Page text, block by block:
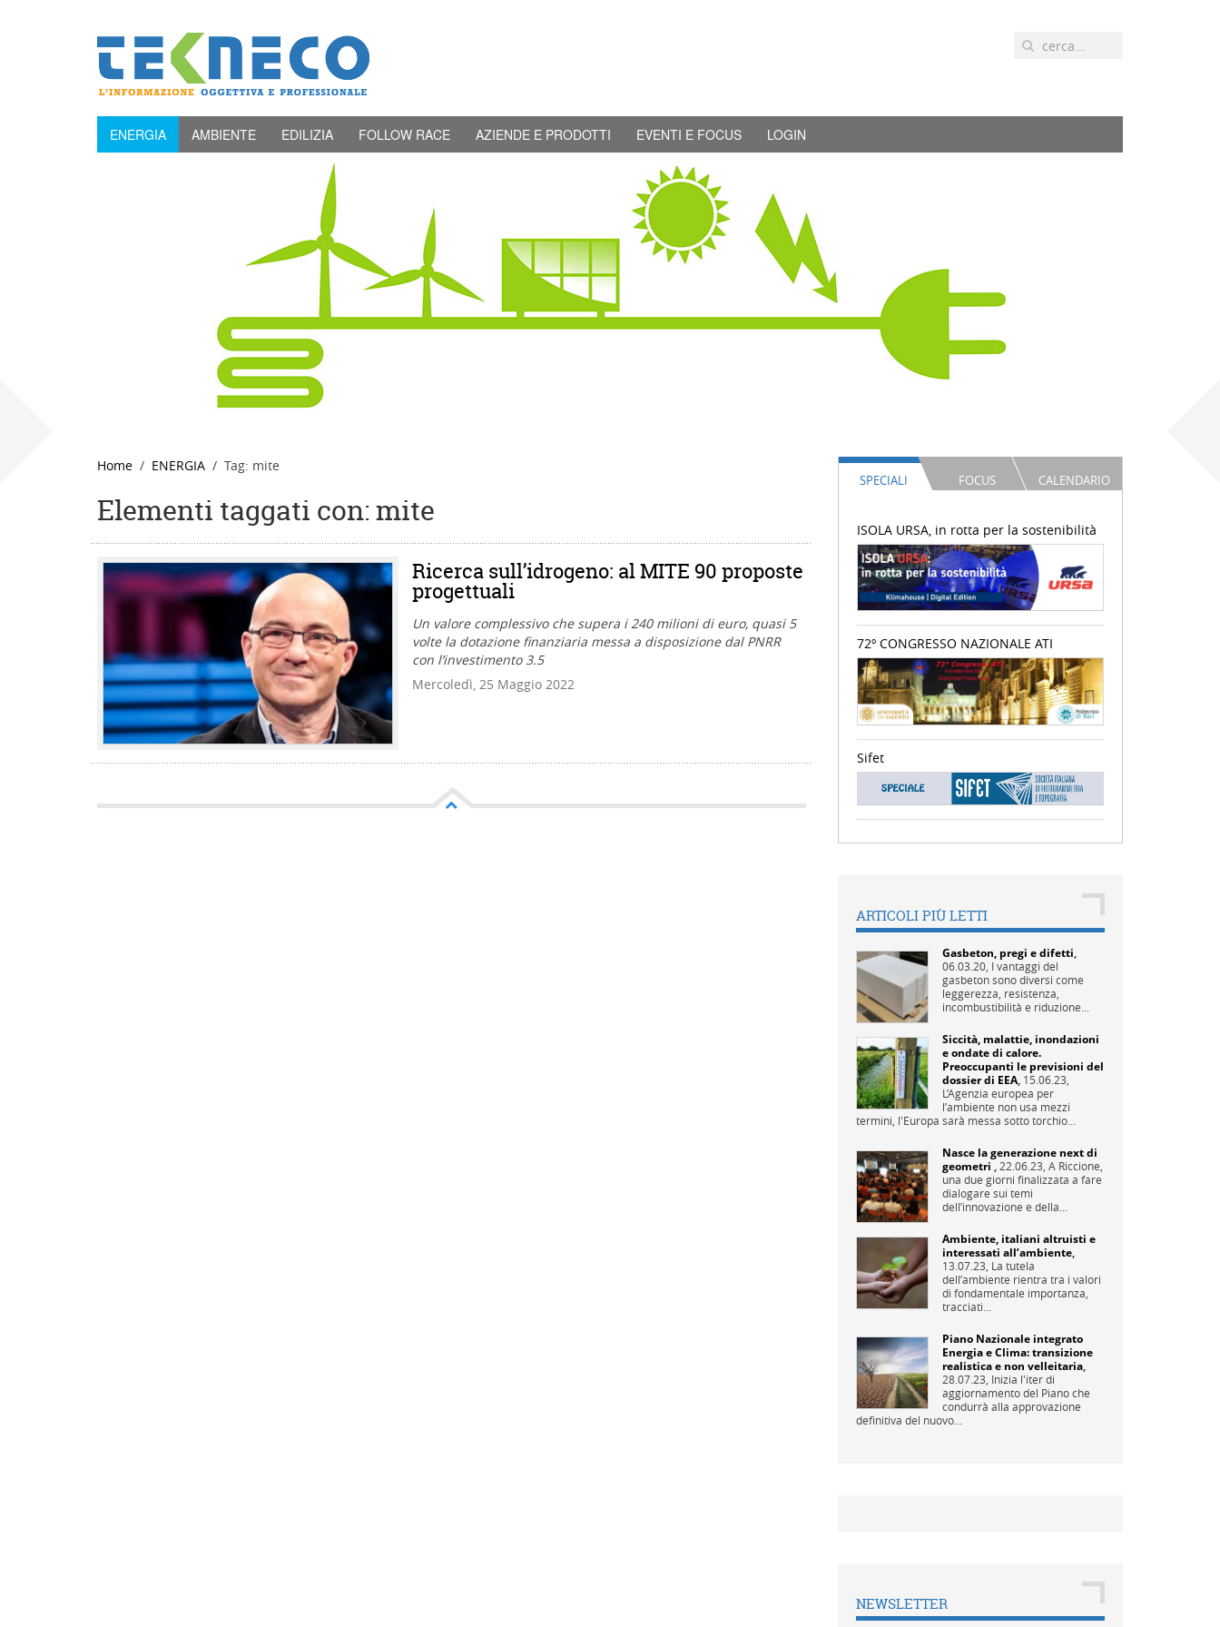
ENERGIA AMBIENTE EDILIZIA FOLLOW RACE AZIENDE E PRODOTTI EVENTI E FOCUS LOGIN
Home ENERGIA Tag: mite
Elementi taggati con: mite
Ricerca sull’idrogeno: al MITE 90 proposte
progettuali
Un valore complessivo che supera i 240 milioni di euro, quasi 5
volte la dotazione finanziaria messa a disposizione dal PNRR
con l’investimento 3.5
Mercoledì, 25 Maggio 2022
SPECIALI FOCUS CALENDARIO
ISOLA URSA, in rotta per la sostenibilità
72º CONGRESSO NAZIONALE ATI
Sifet
ARTICOLI PIÙ LETTI
Gasbeton, pregi e difetti,
06.03.20, I vantaggi del
gasbeton sono diversi come
leggerezza, resistenza,
incombustibilità e riduzione...
Siccità, malattie, inondazioni
e ondate di calore.
Preoccupanti le previsioni del
dossier di EEA, 15.06.23,
L’Agenzia europea per
l’ambiente non usa mezzi
termini, l'Europa sarà messa sotto torchio...
Nasce la generazione next di
geometri , 22.06.23, A Riccione,
una due giorni finalizzata a fare
dialogare sui temi
dell’innovazione e della...
Ambiente, italiani altruisti e
interessati all’ambiente,
13.07.23, La tutela
dell’ambiente rientra tra i valori
di fondamentale importanza,
tracciati...
Piano Nazionale integrato
Energia e Clima: transizione
realistica e non velleitaria,
28.07.23, Inizia l'iter di
aggiornamento del Piano che
condurrà alla approvazione
definitiva del nuovo...
NEWSLETTER